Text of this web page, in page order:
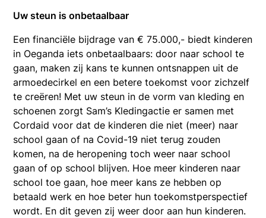
Uw steun is onbetaalbaar
Een financiële bijdrage van € 75.000,- biedt kinderen
in Oeganda iets onbetaalbaars: door naar school te
gaan, maken zij kans te kunnen ontsnappen uit de
armoedecirkel en een betere toekomst voor zichzelf
te creëren! Met uw steun in de vorm van kleding en
schoenen zorgt Sam’s Kledingactie er samen met
Cordaid voor dat de kinderen die niet (meer) naar
school gaan of na Covid-19 niet terug zouden
komen, na de heropening toch weer naar school
gaan of op school blijven. Hoe meer kinderen naar
school toe gaan, hoe meer kans ze hebben op
betaald werk en hoe beter hun toekomstperspectief
wordt. En dit geven zij weer door aan hun kinderen.